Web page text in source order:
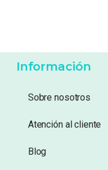
56,95€
deseos